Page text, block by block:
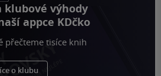
klubové výhody
appce KDčko
přečteme tisíce knih
o klubu